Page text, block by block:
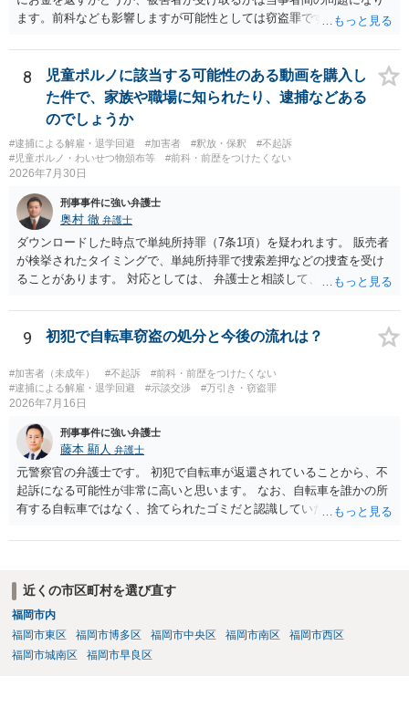
ます。前科なども影響しますが可能性としては窃盗罪ですので、逮捕
8
児童ポルノに該当する可能性のある動画を購入し
た件で、家族や職場に知られたり、逮捕などある
のでしょうか
#逮捕による解雇・退学回避 #加害者 #釈放・保釈
#不起訴
#児童ポルノ・わいせつ物頒布等
#前科・前歴をつけたくない
2026年7月30日
刑事事件に強い弁護士
奥村 徹 弁護士
ダウンロードした時点で単純所持罪（7条1項）を疑われます。 販売者
が検挙されたタイミングで、単純所持罪で捜索差押などの捜査を受け
ることがあります。 対応としては、 弁護士と相談して、 児童ポルノ
談しておく などが考えられます。
9 初犯で自転車窃盗の処分と今後の流れは？
#加害者（未成年） #不起訴
#前科・前歴をつけたくない
#逮捕による解雇・退学回避
#示談交渉 #万引き・窃盗罪
2026年7月16日
刑事事件に強い弁護士
藤本 顯人 弁護士
元警察官の弁護士です。 初犯で自転車が返還されていることから、不
起訴になる可能性が非常に高いと思います。 なお、自転車を誰かの所
有する自転車ではなく、捨てられたゴミだと認識していた場合には占
近くの市区町村を選び直す
福岡市内
福岡市東区
福岡市博多区 福岡市中央区 福岡市南区
福岡市西区
福岡市城南区
福岡市早良区